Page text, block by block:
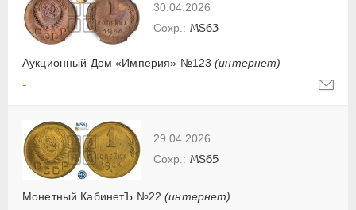
30.04.2026
Аукционный Дом «Империя» №123(интернет)
MS63
-
29.04.2026
Монетный КабинетЪ №22(интернет)
MS65